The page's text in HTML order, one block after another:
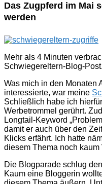
Das Zugpferd im Mai
werden
Mehr als 4 Minuten
Schwiegereltern-Blog-
Was mich in den Monaten
interessierte, war meine
Schließlich habe ich
Werbetrommel gerührt.
Longtail-Keyword
damit er auch über den
Klicks erfährt. Ich hatte
diesem Thema noch
Die Blogparade schlug
Kaum eine Bloggerin